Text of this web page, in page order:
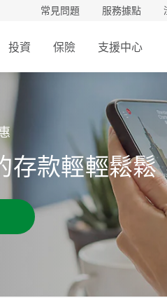
常見問題 服務據點
投資 保險 支援中心
款輕輕鬆鬆